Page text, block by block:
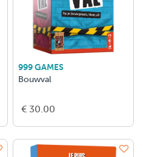
999 GAMES
Bouwval
€ 30.00